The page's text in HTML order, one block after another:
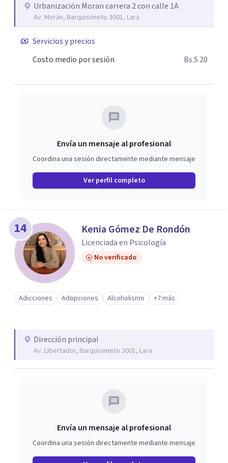
Urbanización Moran carrera 2 con calle 1A
Av. Morán, Barquisimeto 3001, Lara
Servicios y precios
Costo medio por sesión
Bs.S 20
Envía un mensaje al profesional
Coordina una sesión directamente mediante mensaje
Ver perfil completo
14 Kenia Gómez De Rondón
Licenciada en Psicología
No verificado
Adicciones Adopciones Alcoholismo +7 más
Dirección principal
Av. Libertador, Barquisimeto 3001, Lara
Envía un mensaje al profesional
Coordina una sesión directamente mediante mensaje